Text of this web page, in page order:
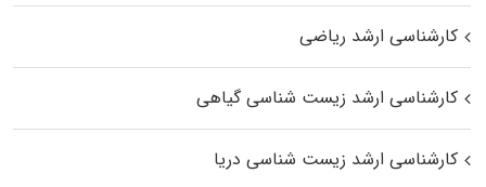
کارشناسی ارشد ریاضی
کارشناسی ارشد زیست‌ شناسی گیاهی
کارشناسی ارشد زیست‌ شناسی دریا